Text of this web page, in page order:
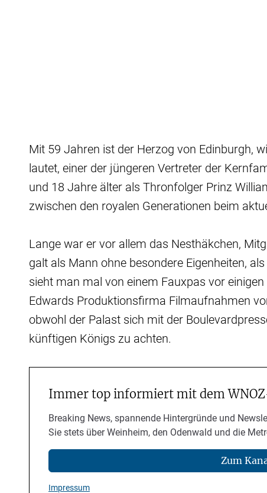
Mit 59 Jahren ist der Herzog von Edinburgh,
lautet, einer der jüngeren Vertreter der
und 18 Jahre älter als Thronfolger Prinz
zwischen den royalen Generationen beim
Lange war er vor allem das Nesthäkchen,
galt als Mann ohne besondere Eigenheiten,
sieht man mal von einem Fauxpas vor
Edwards Produktionsfirma Filmaufnahmen
obwohl der Palast sich mit der
künftigen Königs zu achten.
Immer top informiert mit dem
Breaking News, spannende Hintergründe und
Sie stets über Weinheim, den Odenwald und die
Zum
Impressum